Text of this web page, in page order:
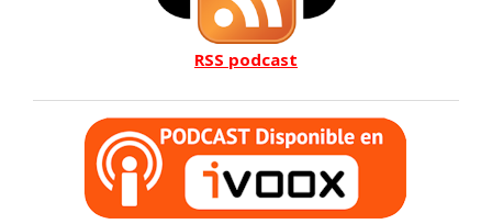
RSS podcast